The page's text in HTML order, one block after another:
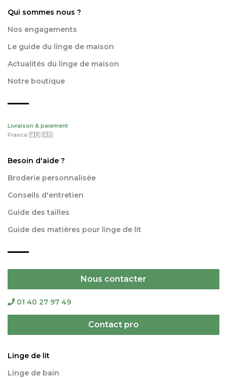
Qui sommes nous ?
Nos engagements
Le guide du linge de maison
Actualités du linge de maison
Notre boutique
Livraison & paiement
France 🇫🇷 🇪🇺
Besoin d'aide ?
Broderie personnalisée
Conseils d'entretien
Guide des tailles
Guide des matières pour linge de lit
Nous contacter
01 40 27 97 49
Contact pro
Linge de lit
Linge de bain